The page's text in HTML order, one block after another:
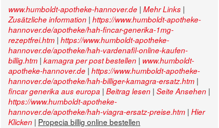
www.humboldt-apotheke-hannover.de | Mehr Links |
Zusätzliche information | https://www.humboldt-apotheke-
hannover.de/apotheke/hah-fincar-generika-1mg-
rezeptfrei.htm | https://www.humboldt-apotheke-
hannover.de/apotheke/hah-vardenafil-online-kaufen-
billig.htm | kamagra per post bestellen | www.humboldt-
apotheke-hannover.de | https://www.humboldt-apotheke-
hannover.de/apotheke/hah-billiger-kamagra-ersatz.htm |
fincar generika aus europa | Beitrag lesen | Seite Ansehen |
https://www.humboldt-apotheke-
hannover.de/apotheke/hah-viagra-ersatz-preise.htm | Hier
Klicken | Propecia billig online bestellen